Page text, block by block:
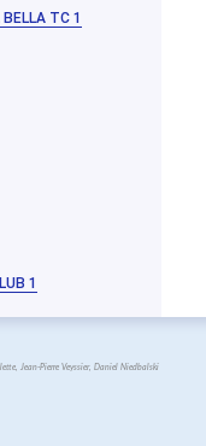
TC 1
1
Jean-Pierre Veyssier, Daniel Niedbalski